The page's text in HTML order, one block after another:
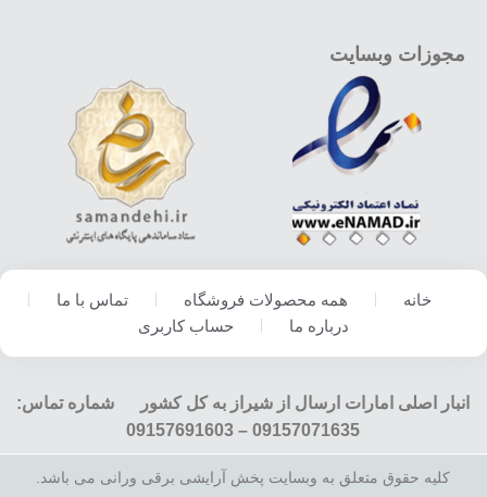
مجوزات وبسایت
خانه همه محصولات فروشگاه
تماس با ما
درباره ما
حساب کاربری
انبار اصلی امارات ارسال از شیراز به کل کشور شماره تماس:
کلیه حقوق متعلق به وبسایت پخش آرایشی برقی ورانی می باشد.